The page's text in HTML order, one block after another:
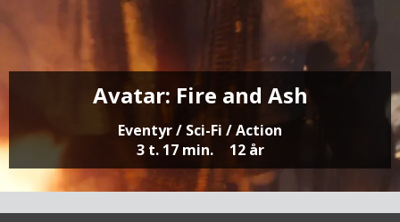
Avatar: Fire and Ash
Eventyr / Sci-Fi / Action
3 t. 17 min.
12 år